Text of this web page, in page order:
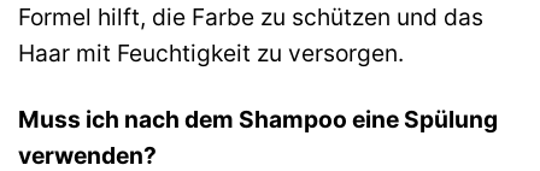
Formel hilft, die Farbe zu schützen und das
Haar mit Feuchtigkeit zu versorgen.
Muss ich nach dem Shampoo eine Spülung
verwenden?